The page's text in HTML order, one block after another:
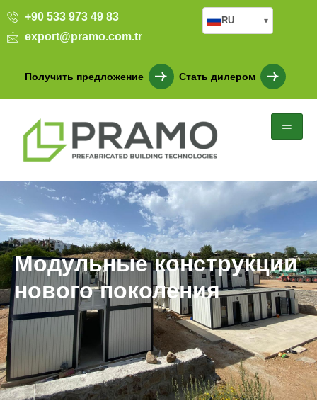
+90 533 973 49 83
export@pramo.com.tr
Получить предложение Стать дилером
RU ▾
Модульные конструкции
нового поколения